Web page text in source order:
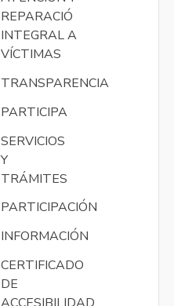
REPARACIÓN
INTEGRAL A
VÍCTIMAS
TRANSPARENCIA
PARTICIPA
SERVICIOS
Y
TRÁMITES
PARTICIPACIÓN
INFORMACIÓN
CERTIFICADO
DE